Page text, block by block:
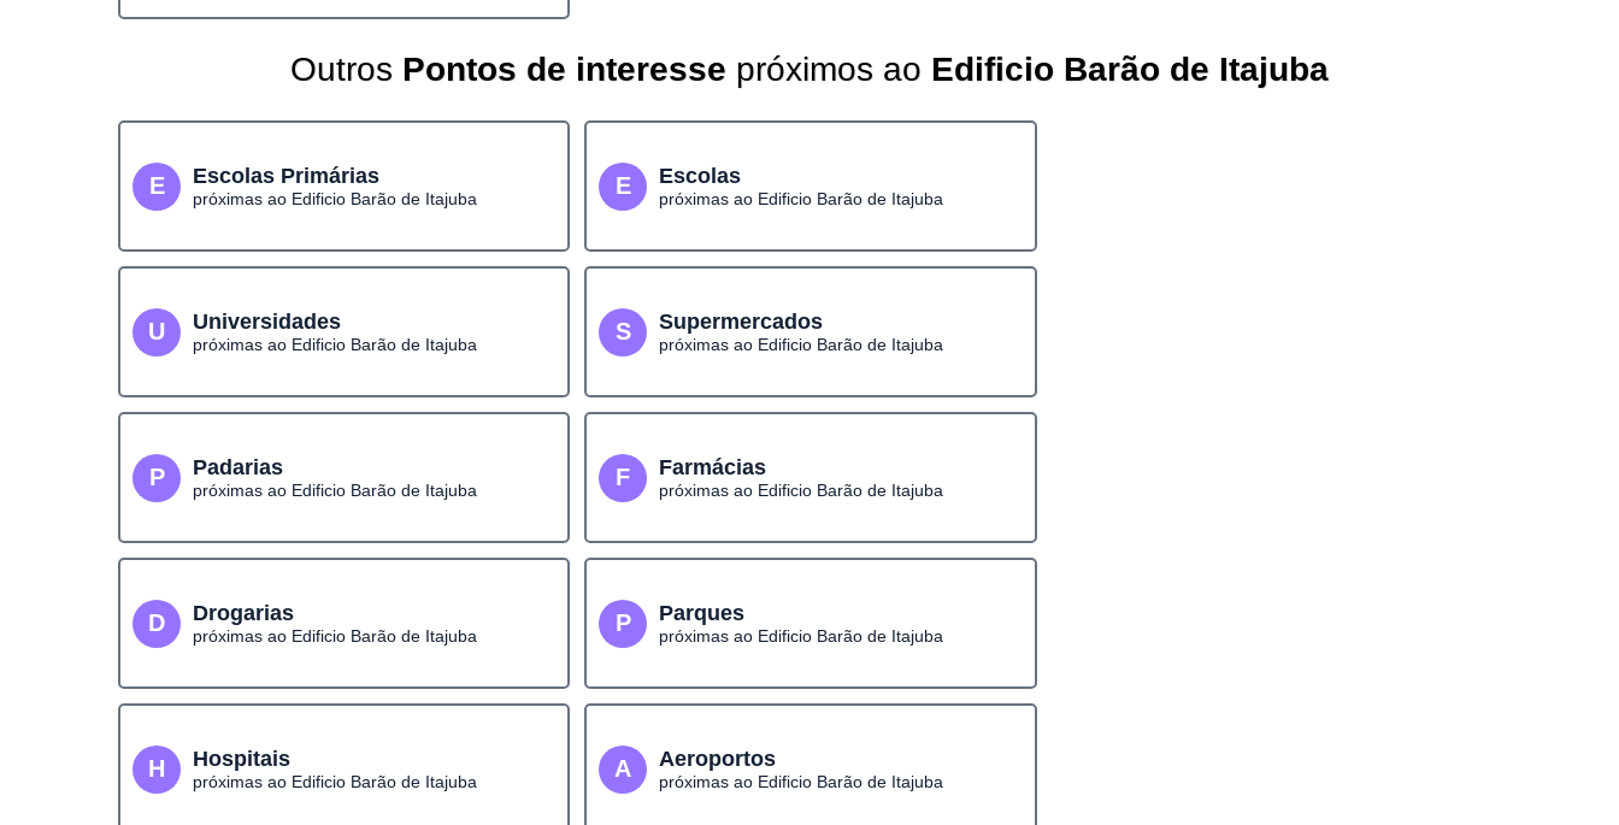
Outros Pontos de interesse próximos ao Edificio Barão de Itajuba
E Escolas Primárias
próximas ao Edificio Barão de Itajuba E Escolas
próximas ao Edificio Barão de Itajuba
U Universidades
próximas ao Edificio Barão de Itajuba S Supermercados
próximas ao Edificio Barão de Itajuba
P Padarias
próximas ao Edificio Barão de Itajuba F Farmácias
próximas ao Edificio Barão de Itajuba
D Drogarias
próximas ao Edificio Barão de Itajuba P Parques
próximas ao Edificio Barão de Itajuba
H Hospitais
próximas ao Edificio Barão de Itajuba A Aeroportos
próximas ao Edificio Barão de Itajuba